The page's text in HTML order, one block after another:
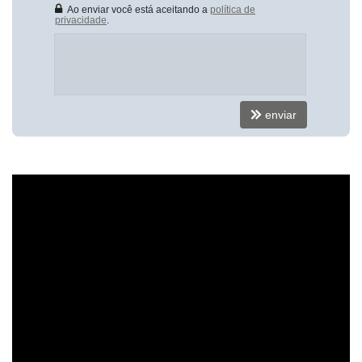
Home Office
Espaço Gourmet
Ao enviar você está aceitando a política de
privacidade
enviar